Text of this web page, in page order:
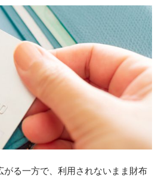
る一方で、利用されないまま財布